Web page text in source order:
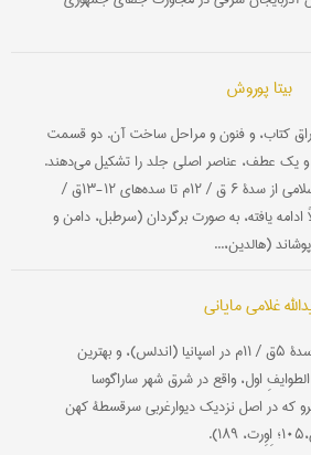
بیتا پوروش
کتاب، و فنون و مراحل ساخت آن. دو قسمت
و یک عطف، عناصر اصلی جلد را تشکیل می‌دهند.
در جلدسازی سرزمینهای اسلامی از سدۀ ۶ ق / ۱۲م تا سده‌های ۱۲-۱۳ق /
ادامه یافته، به صورت برگردان (سرطبل، دامن و
(هالدین،...
غلامی مایانی
جَعْفَریّه، کاخی بازمانده از سدۀ ۵ق / ۱۱م در اسپانیا (اندلس)، و بهترین
اول، واقع در شرق شهر ساراگوسا
که در اصل نزدیک دیوارغربی سرقسطۀ کهن